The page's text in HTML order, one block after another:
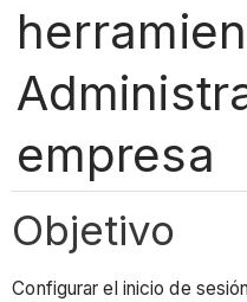
empresa
Objetivo
Configurar el inicio de